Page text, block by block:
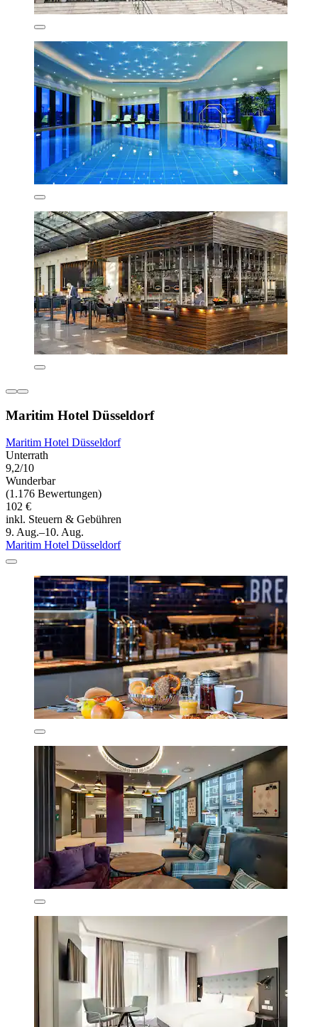
Maritim Hotel Düsseldorf
Maritim Hotel Düsseldorf
Unterrath
9,2/10
Wunderbar
(1.176 Bewertungen)
102 €
inkl. Steuern & Gebühren
9. Aug.–10. Aug.
Maritim Hotel Düsseldorf